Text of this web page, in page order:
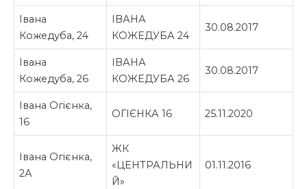
Івана
Кожедуба, 24
ІВАНА
КОЖЕДУБА 24
30.08.2017
Івана
Кожедуба, 26
ІВАНА
КОЖЕДУБА 26
30.08.2017
Івана Огієнка,
16
ОГІЄНКА 16 25.11.2020
Івана Огієнка,
2А
ЖК
«ЦЕНТРАЛЬНИ
Й»
01.11.2016